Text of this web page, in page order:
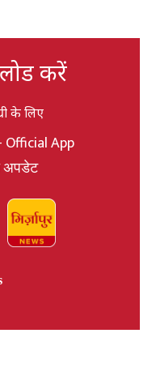
करें
के लिए
Official App
अपडेट